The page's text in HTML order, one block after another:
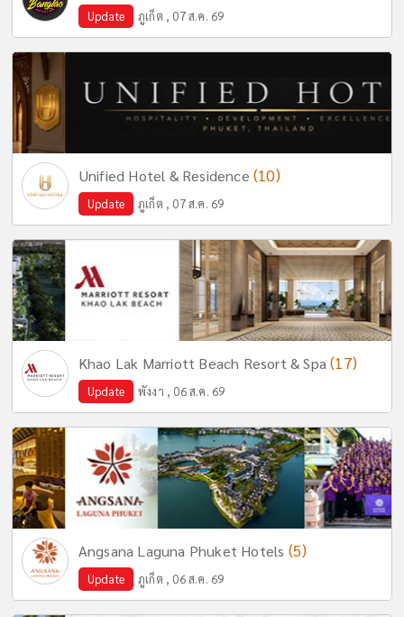
Update ภูเก็ต , 07 ส.ค. 69
Unified Hotel & Residence (10)
Update ภูเก็ต , 07 ส.ค. 69
Khao Lak Marriott Beach Resort & Spa(17)
Update พังงา , 06 ส.ค. 69
Angsana Laguna Phuket Hotels (5)
Update ภูเก็ต , 06 ส.ค. 69